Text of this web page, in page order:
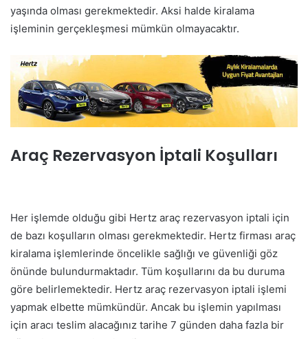
yaşında olması gerekmektedir. Aksi halde kiralama
işleminin gerçekleşmesi mümkün olmayacaktır.
Araç Rezervasyon İptali Koşulları
Her işlemde olduğu gibi Hertz araç rezervasyon iptali için
de bazı koşulların olması gerekmektedir. Hertz firması araç
kiralama işlemlerinde öncelikle sağlığı ve güvenliği göz
önünde bulundurmaktadır. Tüm koşullarını da bu duruma
göre belirlemektedir. Hertz araç rezervasyon iptali işlemi
yapmak elbette mümkündür. Ancak bu işlemin yapılması
için aracı teslim alacağınız tarihe 7 günden daha fazla bir